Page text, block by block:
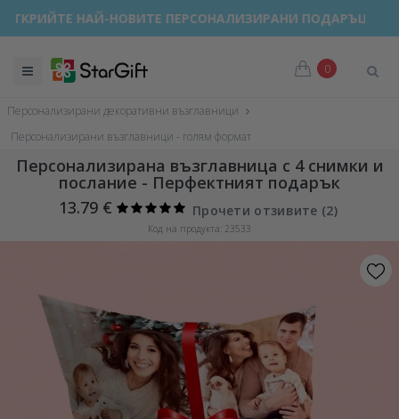
НАЙ-НОВИТЕ ПЕРСОНАЛИЗИРАНИ ПОДАРЪЦИ!
ЛЯТНА РАЗПРОДАЖБА 🌴 ДО -40% ОТСТЪПКА ЗА НАД
0
Персонализирани декоративни възглавници
Персонализирани възглавници - голям формат
Персонализирана възглавница с 4 снимки и
послание - Перфектният подарък
13.79 €
Прочети отзивите (2)
Код на продукта: 23533